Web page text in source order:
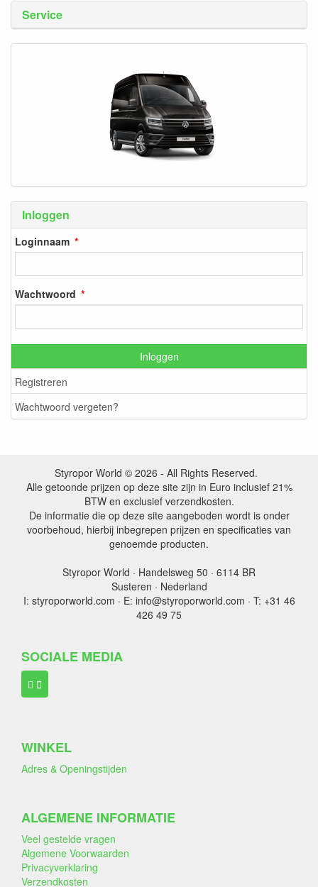
Service
Inloggen
Loginnaam
Wachtwoord
Inloggen
Registreren
Wachtwoord vergeten?
Styropor World © 2026 - All Rights Reserved.
Alle getoonde prijzen op deze site zijn in Euro inclusief 21%
BTW en exclusief verzendkosten.
De informatie die op deze site aangeboden wordt is onder
voorbehoud, hierbij inbegrepen prijzen en specificaties van
genoemde producten.
Styropor World · Handelsweg 50 · 6114 BR
Susteren · Nederland
I: styroporworld.com · E: info@styroporworld.com · T: +31 46
426 49 75
SOCIALE MEDIA
WINKEL
Adres & Openingstijden
ALGEMENE INFORMATIE
Veel gestelde vragen
Algemene Voorwaarden
Privacyverklaring
Verzendkosten